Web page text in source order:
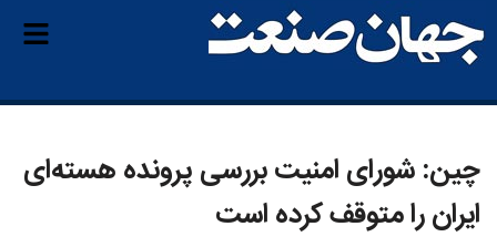
چین: شورای امنیت بررسی پرونده هسته‌ای
ایران را متوقف کرده است